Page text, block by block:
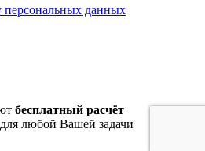
персональных данных
бесплатный расчёт
любой Вашей задачи